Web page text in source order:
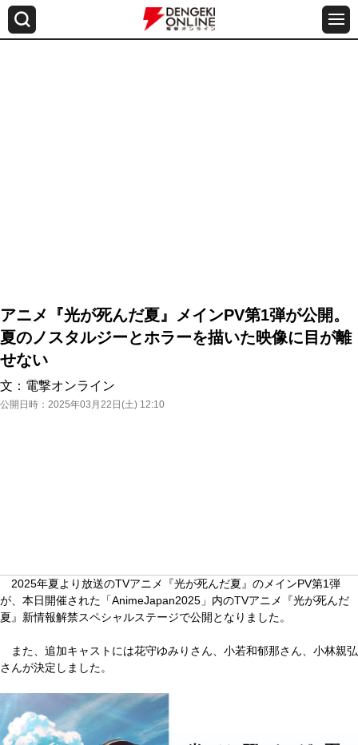
アニメ『光が死んだ夏』メインPV第1弾が公開。
夏のノスタルジーとホラーを描いた映像に目が離
せない
文： 電撃オンライン
公開日時： 2025年03月22日(土) 12:10
2025年夏より放送のTVアニメ『光が死んだ夏』のメインPV第1弾
が、本日開催された「AnimeJapan2025」内のTVアニメ『光が死んだ
夏』新情報解禁スペシャルステージで公開となりました。
また、追加キャストには花守ゆみりさん、小若和郁那さん、小林親弘
さんが決定しました。